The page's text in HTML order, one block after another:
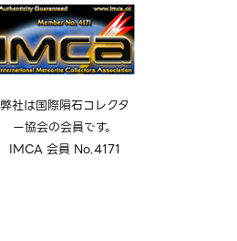
弊社は国際隕石コレクタ
ー協会の会員です。
IMCA 会員 No.4171